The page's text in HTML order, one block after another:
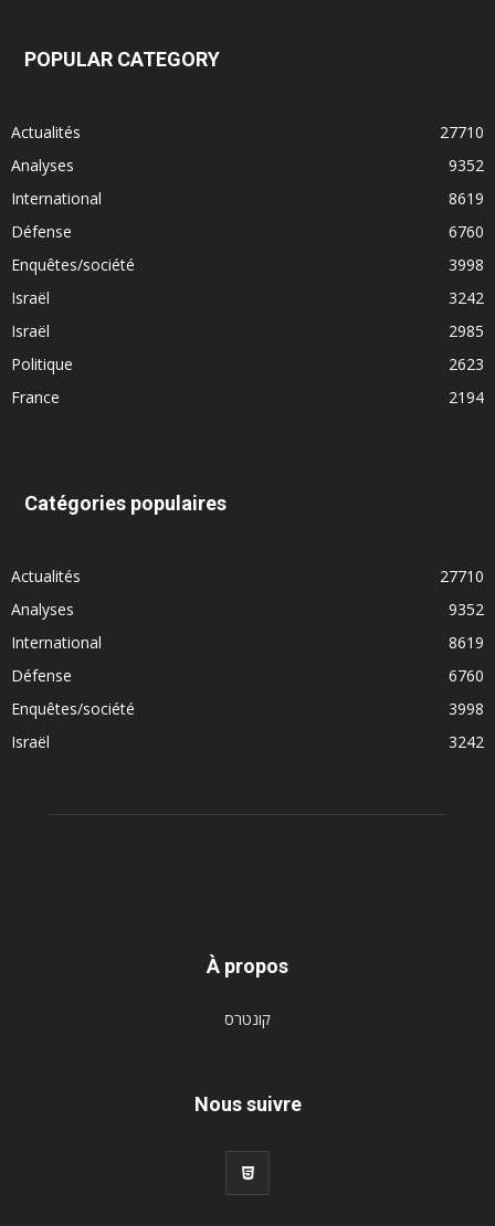
POPULAR CATEGORY
Actualités
27710
Analyses
9352
International
8619
Défense
6760
Enquêtes/société
3998
Israël
3242
Israël
2985
Politique
2623
France
2194
Catégories populaires
Actualités
27710
Analyses
9352
International
8619
Défense
6760
Enquêtes/société
3998
Israël
3242
À propos
קונטרס
Nous suivre